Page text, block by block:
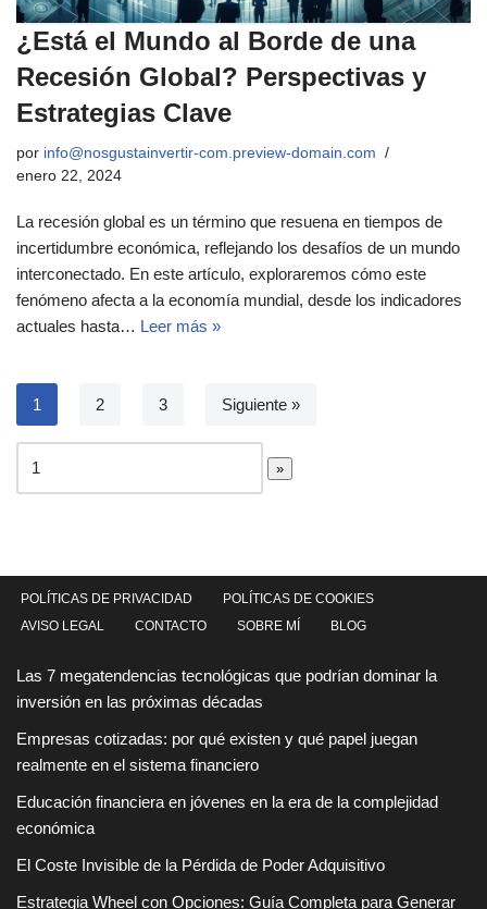
¿Está el Mundo al Borde de una
Recesión Global? Perspectivas y
Estrategias Clave
por info@nosgustainvertir-com.preview-domain.com
enero 22, 2024
La recesión global es un término que resuena en tiempos de
incertidumbre económica, reflejando los desafíos de un mundo
interconectado. En este artículo, exploraremos cómo este
fenómeno afecta a la economía mundial, desde los indicadores
actuales hasta… Leer más »
1 2 3 Siguiente »
POLÍTICAS DE PRIVACIDAD
POLÍTICAS DE COOKIES
AVISO LEGAL
CONTACTO SOBRE MÍ BLOG
Las 7 megatendencias tecnológicas que podrían dominar la
inversión en las próximas décadas
Empresas cotizadas: por qué existen y qué papel juegan
realmente en el sistema financiero
Educación financiera en jóvenes en la era de la complejidad
económica
El Coste Invisible de la Pérdida de Poder Adquisitivo
Estrategia Wheel con Opciones: Guía Completa para Generar